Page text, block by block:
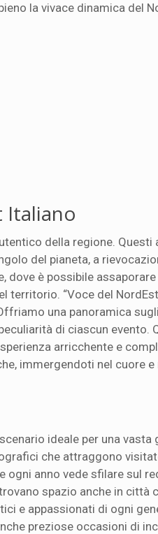
la vivace dinamica del
Italiano
della regione. Questi
del pianeta, a
dove è possibile
territorio. “Voce del
una panoramica sugli
di ciascun evento.
arricchente e
immergendoti nel cuore e
ideale per una vasta
che attraggono
ogni anno vede sfilare sul
spazio anche in città
e appassionati di ogni
preziose occasioni di